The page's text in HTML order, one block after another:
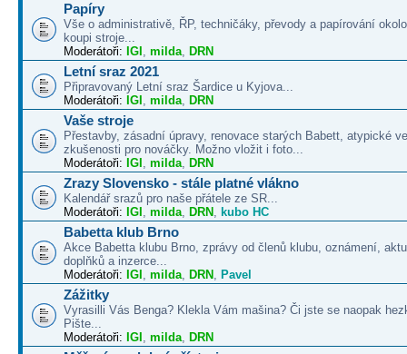
Papíry
Vše o administrativě, ŘP, techničáky, převody a papírování
koupi stroje...
Moderátoři: IGI , milda, DRN
Letní sraz 2021
Připravovaný Letní sraz Šardice u Kyjova...
Moderátoři: IGI , milda, DRN
Vaše stroje
Přestavby, zásadní úpravy, renovace starých Babett, atypické
zkušenosti pro nováčky. Možno vložit i foto...
Moderátoři: IGI , milda, DRN
Zrazy Slovensko - stále platné vlákno
Kalendář srazů pro naše přátele ze SR...
Moderátoři: IGI , milda, DRN , kubo HC
Babetta klub Brno
Akce Babetta klubu Brno, zprávy od členů klubu, oznámení,
doplňků a inzerce...
Moderátoři: IGI , milda, DRN , Pavel
Zážitky
Vyrasilli Vás Benga? Klekla Vám mašina? Či jste se naopak
Pište...
Moderátoři: IGI , milda, DRN